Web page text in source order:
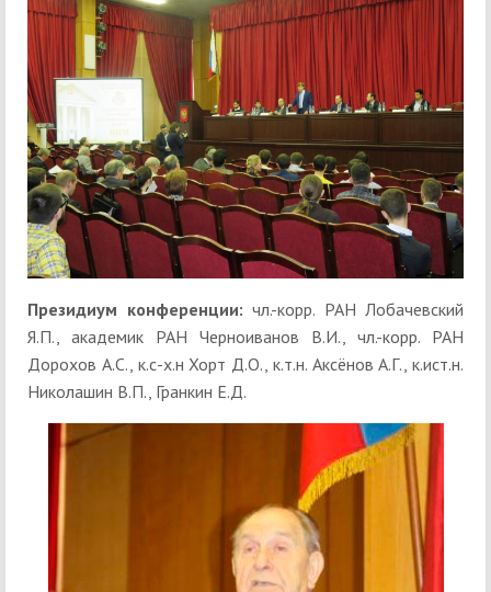
Президиум конференции: чл.-корр. РАН Лобачевский
Я.П., академик РАН Черноиванов В.И., чл.-корр. РАН
Дорохов А.С., к.с-х.н Хорт Д.О., к.т.н. Аксёнов А.Г., к.ист.н.
Николашин В.П., Гранкин Е.Д.